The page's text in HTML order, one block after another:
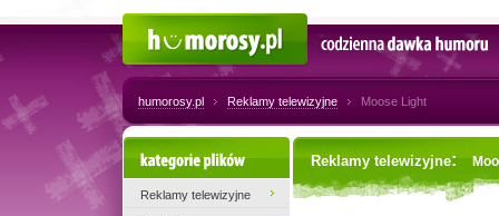
Codzienna dawka humoru
humorosy.pl Reklamy telewizyjne Moose Light
Reklamy telewizyjne:
Kategorie plików
Reklamy telewizyjne